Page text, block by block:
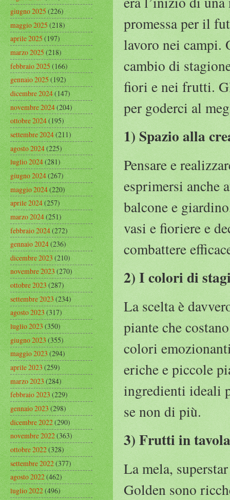
promessa per il
lavoro nei campi.
cambio di
fiori e nei frutti.
per goderci al
1) Spazio alla
Pensare e
esprimersi anche
balcone e
vasi e fioriere e
combattere
2) I colori di
La scelta è
piante che
colori
eriche e piccole
ingredienti ideali
se non di più.
3) Frutti in
La mela,
Golden sono
giugno 2025(226)
maggio 2025(218)
aprile 2025(197)
marzo 2025(218)
febbraio 2025(166)
gennaio 2025(192)
dicembre 2024(147)
novembre 2024(204)
ottobre 2024(195)
settembre 2024(211)
agosto 2024(225)
luglio 2024(281)
giugno 2024(267)
maggio 2024(220)
aprile 2024(257)
marzo 2024(251)
febbraio 2024(272)
gennaio 2024(236)
dicembre 2023(210)
novembre 2023(270)
ottobre 2023(287)
settembre 2023(234)
agosto 2023(317)
luglio 2023(350)
giugno 2023(355)
maggio 2023(294)
aprile 2023(259)
marzo 2023(284)
febbraio 2023(229)
gennaio 2023(298)
dicembre 2022(290)
novembre 2022(363)
ottobre 2022(328)
settembre 2022(377)
agosto 2022(462)
luglio 2022(496)